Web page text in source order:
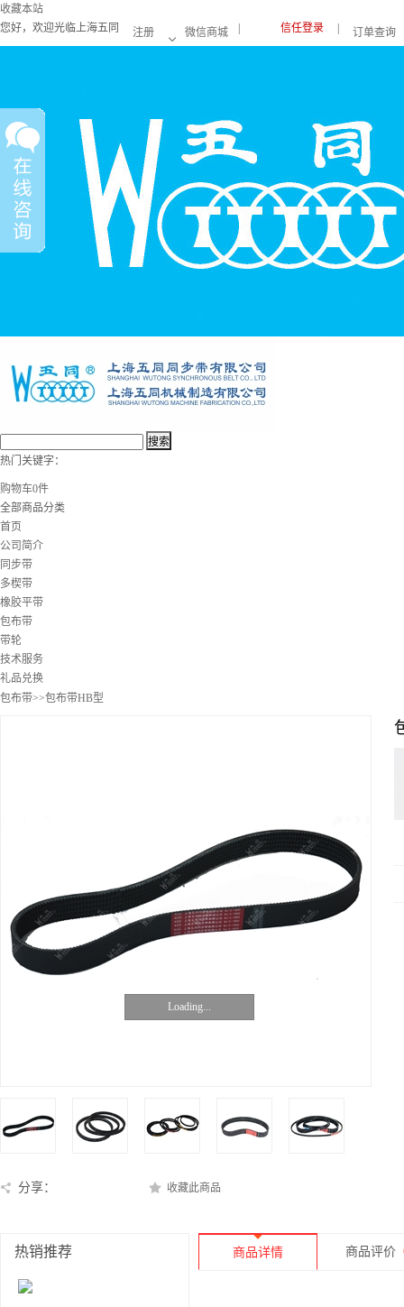
收藏本站
您好，欢迎光临上海五同
注册 微信商城 信任登录 订单查询
热门关键字：
购物车0件
全部商品分类
首页
公司简介
同步带
多楔带
橡胶平带
包布带
带轮
技术服务
礼品兑换
包布带>>包布带HB型
Loading...
分享： 收藏此商品
热销推荐 商品详情 商品评价